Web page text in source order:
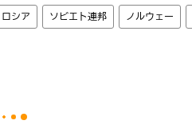
ロシア ソビエト連邦 ノルウェー